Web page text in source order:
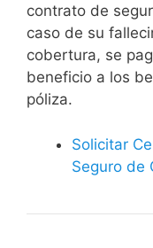
contrato de
caso de su
cobertura, se
beneficio a los
póliza.
Solicitar
Seguro de